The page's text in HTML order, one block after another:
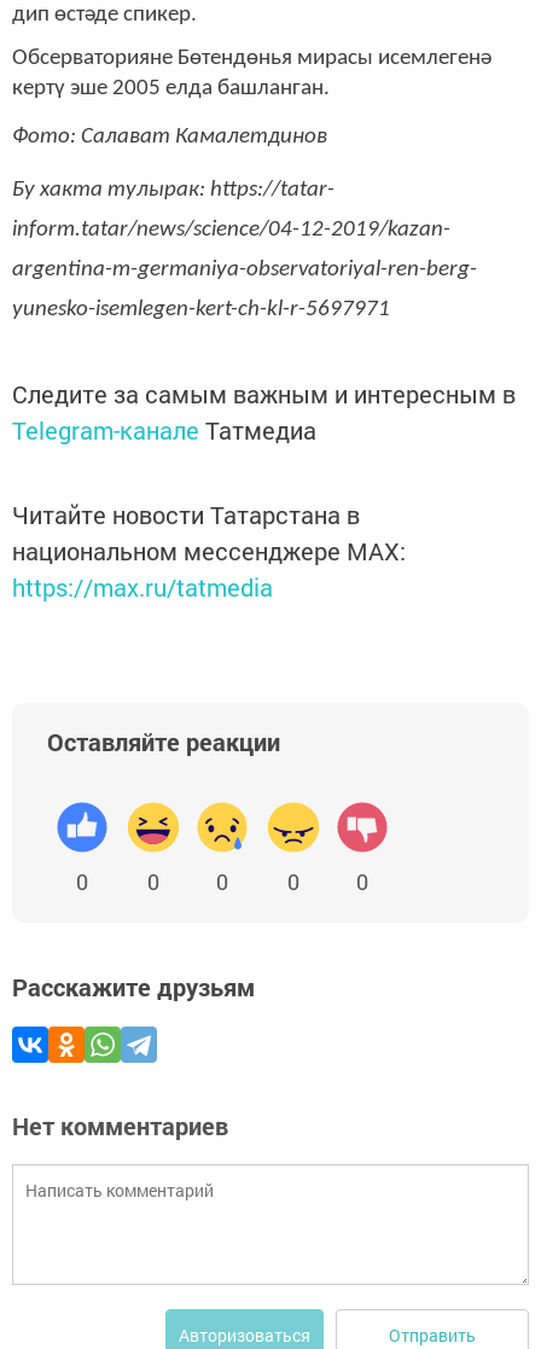
дип өстәде спикер.
Обсерваторияне Бөтендөнья мирасы исемлегенә
кертү эше 2005 елда башланган.
Фото: Салават Камалетдинов
Бу хакта тулырак: https://tatar-
inform.tatar/news/science/04-12-2019/kazan-
argentina-m-germaniya-observatoriyal-ren-berg-
yunesko-isemlegen-kert-ch-kl-r-5697971
Следите за самым важным и интересным в
Telegram-канале Татмедиа
Читайте новости Татарстана в
национальном мессенджере MАХ:
https://max.ru/tatmedia
Оставляйте реакции
0 0 0 0 0
Расскажите друзьям
Нет комментариев
Авторизоваться Отправить